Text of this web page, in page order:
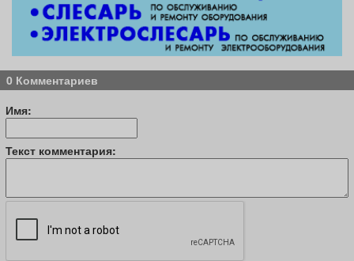
0 Комментариев
Имя:
Текст комментария: